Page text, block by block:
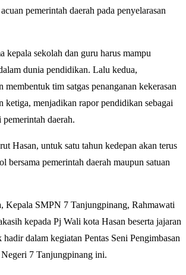
pemerintah daerah pada penyelarasan
kepala sekolah dan guru harus mampu
dunia pendidikan. Lalu kedua,
membentuk tim satgas penanganan kekerasan
ketiga, menjadikan rapor pendidikan sebagai
daerah.
Hasan, untuk satu tahun kedepan akan terus
bersama pemerintah daerah maupun satuan
Kepala SMPN 7 Tanjungpinang, Rahmawati
kepada Pj Wali kota Hasan beserta jajaran
hadir dalam kegiatan Pentas Seni Pengimbasan
7 Tanjungpinang ini.